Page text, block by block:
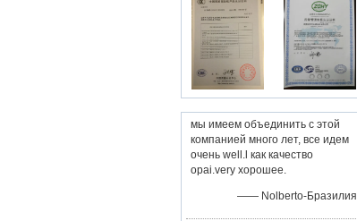
мы имеем объединить с этой
компанией много лет, все идем
очень well.l как качество
opai.very хорошее.
—— Nolberto-Бразилия